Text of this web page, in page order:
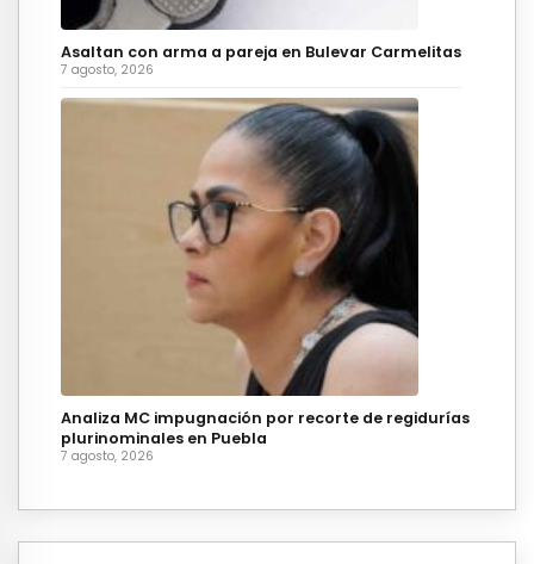
Asaltan con arma a pareja en Bulevar Carmelitas
7 agosto, 2026
Analiza MC impugnación por recorte de regidurías
plurinominales en Puebla
7 agosto, 2026